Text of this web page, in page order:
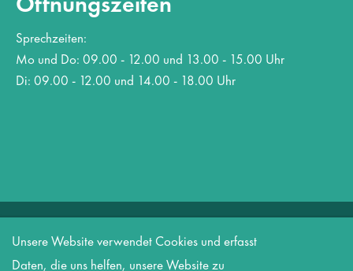
Sprechzeiten:
Mo und Do: 09.00 - 12.00 und 13.00 - 15.00 Uhr
Di: 09.00 - 12.00 und 14.00 - 18.00 Uhr
Copyright 2026 Amt Biesenthal-Barnim
Datenschutz
Informationspflicht nach DSGVO
Unsere Website verwendet Cookies und erfasst
Daten, die uns helfen, unsere Website zu